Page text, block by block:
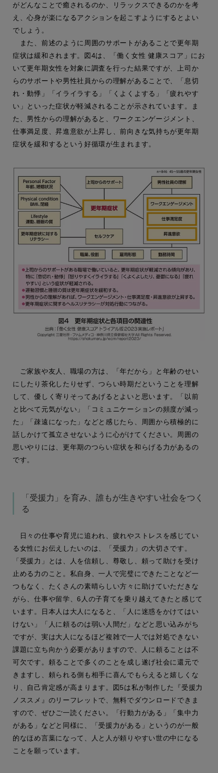
がどんなことで癒されるのか、リラックスできるのかを考
え、心身が楽になるアクションを起こすようにするとよい
でしょう。
また、前述のように周囲のサポートがあることで更年期
症状は緩和されます。図4は、「働く女性 健康スコア」にお
いて更年期女性を対象に調査を行った結果ですが、上司か
らのサポートや男性社員からの理解があることで、「息切
れ・動悸」「イライラする」「くよくよする」「疲れやす
い」といった症状が軽減されることが示されています。ま
た、男性からの理解があると、ワークエンゲージメント、
仕事満足度、昇進意欲が上昇し、前向きな気持ちが更年期
症状を緩和するという好循環が生まれます。
ご家族や友人、職場の方は、「年だから」と年齢のせい
にしたり茶化したりせず、つらい時期だということを理解
して、優しく寄りそってあげるとよいと思います。「以前
と比べて元気がない」「コミュニケーションの頻度が減っ
た」「疎遠になった」などと感じたら、周囲から積極的に
話しかけて孤立させないように心がけてください。周囲の
思いやりには、更年期のつらい症状を和らげる力があるの
です。
「受援力」を育み、誰もが生きやすい社会をつく
る
日々の仕事や育児に追われ、疲れやストレスを感じてい
る女性にお伝えしたいのは、「受援力」の大切さです。
「受援力」とは、人を信頼し、尊敬し、頼って助けを受け
止める力のこと。私自身、一人で完璧にできたことなど一
つもなく、たくさんの素晴らしい方々に助けていただきな
がら、仕事や留学、6人の子育てを乗り越えてきたと感じて
います。日本人は大人になると、「人に迷惑をかけてはい
けない」「人に頼るのは弱い人間だ」などと思い込みがち
ですが、実は大人になるほど複雑で一人では対処できない
課題に立ち向かう必要がありますので、人に頼ることは不
可欠です。頼ることで多くのことを成し遂げ社会に還元で
きますし、頼られる側も相手に喜んでもらえると嬉しくな
り、自己肯定感が高まります。図5は私が制作した『受援力
ノススメ』のリーフレットで、無料でダウンロードできま
すので、ぜひご一読ください。「行動力がある」「集中力
がある」などと同様に、「受援力がある」というのが一般
的なほめ言葉になって、人と人が頼りやすい世の中になる
ことを願っています。